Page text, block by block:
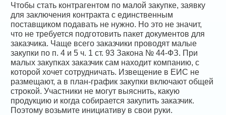
Чтобы стать контрагентом по малой закупке, заявку
для заключения контракта с единственным
поставщиком подавать не нужно. Но это не значит,
что не требуется подготовить пакет документов для
заказчика. Чаще всего заказчики проводят малые
закупки по п. 4 и 5 ч. 1 ст. 93 Закона № 44-ФЗ. При
малых закупках заказчик сам находит компанию, с
которой хочет сотрудничать. Извещение в ЕИС не
размещают, а в план-график закупки включают общей
строкой. Участники не могут выяснить, какую
продукцию и когда собирается закупить заказчик.
Поэтому возьмите инициативу в свои руки.